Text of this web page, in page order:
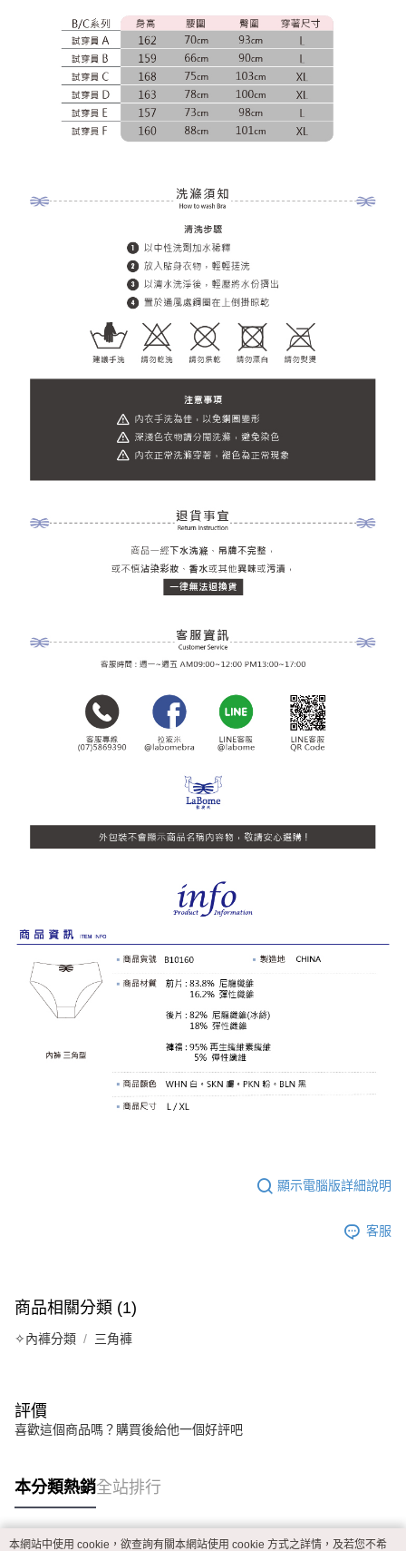
顯示電腦版詳細說明
客服
商品相關分類 (1)
✧內褲分類 三角褲
評價
喜歡這個商品嗎？購買後給他一個好評吧
本分類熱銷全站排行
本網站中使用 cookie，欲查詢有關本網站使用 cookie 方式之詳情，及若您不希